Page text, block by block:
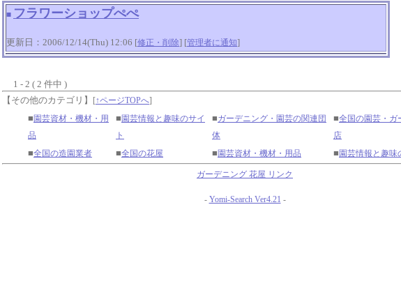
■ フラワーショップぺぺ
更新日：2006/12/14(Thu) 12:06 [修正・削除] [管理者に通知]
1 - 2 ( 2 件中 )
【その他のカテゴリ】
[↑ページTOPへ]
■ 園芸資材・機材・用
品
■ 園芸情報と趣味のサイ
ト
■ガーデニング・園芸の関連団
体
■全国の園芸・ガ
店
■全国の造園業者 ■全国の花屋 ■ 園芸資材・機材・用品 ■ 園芸情報と趣味
ガーデニング 花屋 リンク
- Yomi-Search Ver4.21 -